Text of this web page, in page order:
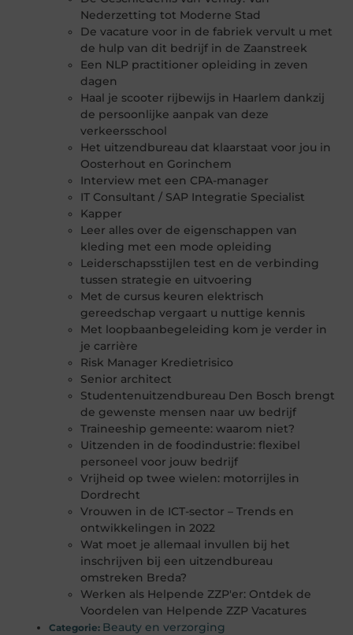
Nederzetting tot Moderne Stad
De vacature voor in de fabriek vervult u met
de hulp van dit bedrijf in de Zaanstreek
Een NLP practitioner opleiding in zeven
dagen
Haal je scooter rijbewijs in Haarlem dankzij
de persoonlijke aanpak van deze
verkeersschool
Het uitzendbureau dat klaarstaat voor jou in
Oosterhout en Gorinchem
Interview met een CPA-manager
IT Consultant / SAP Integratie Specialist
Kapper
Leer alles over de eigenschappen van
kleding met een mode opleiding
Leiderschapsstijlen test en de verbinding
tussen strategie en uitvoering
Met de cursus keuren elektrisch
gereedschap vergaart u nuttige kennis
Met loopbaanbegeleiding kom je verder in
je carrière
Risk Manager Kredietrisico
Senior architect
Studentenuitzendbureau Den Bosch brengt
de gewenste mensen naar uw bedrijf
Traineeship gemeente: waarom niet?
Uitzenden in de foodindustrie: flexibel
personeel voor jouw bedrijf
Vrijheid op twee wielen: motorrijles in
Dordrecht
Vrouwen in de ICT-sector – Trends en
ontwikkelingen in 2022
Wat moet je allemaal invullen bij het
inschrijven bij een uitzendbureau
omstreken Breda?
Werken als Helpende ZZP'er: Ontdek de
Voordelen van Helpende ZZP Vacatures
Categorie: Beauty en verzorging